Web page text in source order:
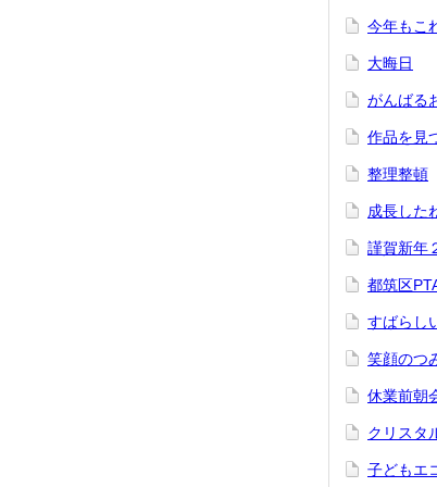
今年もこ
大晦日
がんばる
作品を見
整理整頓
成長した
謹賀新年
都筑区
すばらし
笑顔のつ
休業前朝
クリスタ
子どもエ